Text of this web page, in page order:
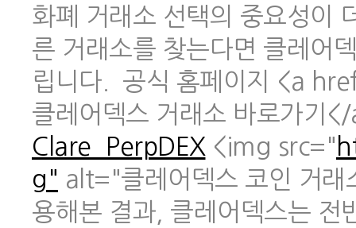
화폐 거래소 선택의 중요성이
른 거래소를 찾는다면 클레어
립니다. 공식 홈페이지 <a
클레어덱스 거래소 바로가기
Clare_PerpDEX <img src="
g" alt="클레어덱스 코인 거래
용해본 결과, 클레어덱스는 전